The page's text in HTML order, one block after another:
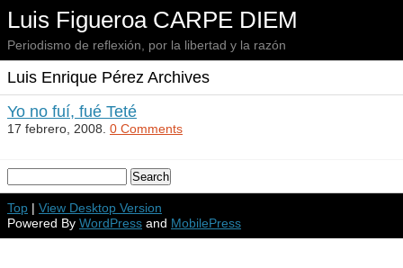
Luis Figueroa CARPE DIEM
Periodismo de reflexión, por la libertad y la razón
Luis Enrique Pérez Archives
Yo no fuí, fué Teté
17 febrero, 2008. 0 Comments
Top | View Desktop Version
Powered By WordPress and MobilePress